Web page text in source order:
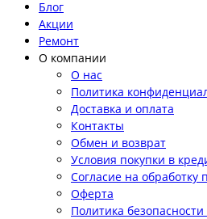
Блог
Акции
Ремонт
О компании
О нас
Политика
Доставка и оплата
Контакты
Обмен и возврат
Условия покупки в
Согласие на
Оферта
Политика